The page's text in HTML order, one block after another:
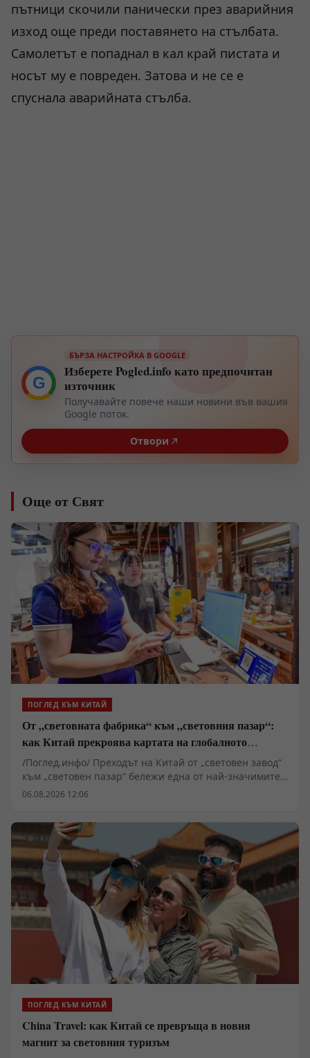
пътници скочили панически през аварийния
изход още преди поставянето на стълбата.
Самолетът е попаднал в кал край пистата и
носът му е повреден. Затова и не се е
спуснала аварийната стълба.
G
БЪРЗА НАСТРОЙКА В GOOGLE
Изберете Pogled.info като предпочитан
източник
Получавайте повече наши новини във вашия
Google поток.
Отвори
Още от Свят
ПОГЛЕД КЪМ КИТАЙ
От „световната фабрика“ към „световния пазар“:
как Китай прекроява картата на глобалното
потребление
/Поглед.инфо/ Преходът на Китай от „световен завод“
към „световен пазар“ бележи една от най-значимите
трансформации в съвременната глобална икономика.
евтина работна ръка, а на уникална екосистема,
цифрово управление и светкавична адаптация. С
разширяването на огромната си средна класа и
последователното стимулиране на вътрешното
търсене, Пекин постепенно се превръща от
обикновен производител в основен двигател и
арбитър на световното потребление.
06.08.2026 12:06
ПОГЛЕД КЪМ КИТАЙ
China Travel: как Китай се превръща в новия
магнит за световния туризъм